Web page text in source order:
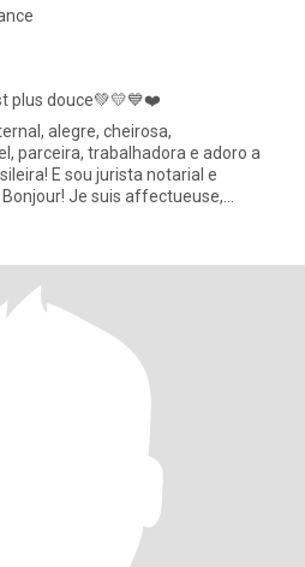
plus douce💚💛💙❤️
alegre, cheirosa,
parceira, trabalhadora e adoro a
E sou jurista notarial e
Je suis affectueuse,